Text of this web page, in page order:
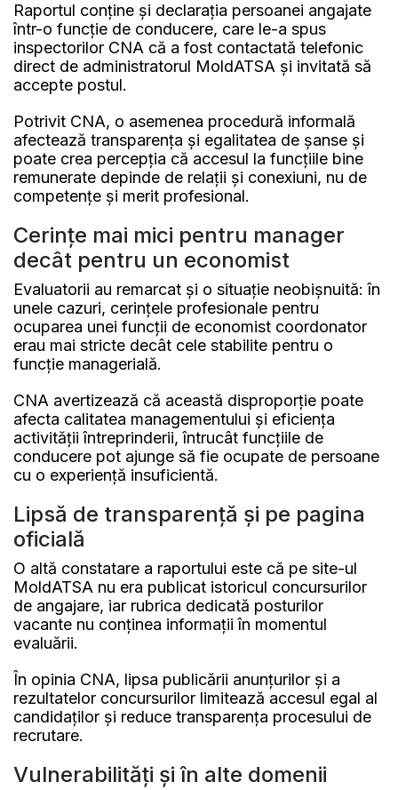
Raportul conține și declarația persoanei angajate
într-o funcție de conducere, care le-a spus
inspectorilor CNA că a fost contactată telefonic
direct de administratorul MoldATSA și invitată să
accepte postul.
Potrivit CNA, o asemenea procedură informală
afectează transparența și egalitatea de șanse și
poate crea percepția că accesul la funcțiile bine
remunerate depinde de relații și conexiuni, nu de
competențe și merit profesional.
Cerințe mai mici pentru manager
decât pentru un economist
Evaluatorii au remarcat și o situație neobișnuită: în
unele cazuri, cerințele profesionale pentru
ocuparea unei funcții de economist coordonator
erau mai stricte decât cele stabilite pentru o
funcție managerială.
CNA avertizează că această disproporție poate
afecta calitatea managementului și eficiența
activității întreprinderii, întrucât funcțiile de
conducere pot ajunge să fie ocupate de persoane
cu o experiență insuficientă.
Lipsă de transparență și pe pagina
oficială
O altă constatare a raportului este că pe site-ul
MoldATSA nu era publicat istoricul concursurilor
de angajare, iar rubrica dedicată posturilor
vacante nu conținea informații în momentul
evaluării.
În opinia CNA, lipsa publicării anunțurilor și a
rezultatelor concursurilor limitează accesul egal al
candidaților și reduce transparența procesului de
recrutare.
Vulnerabilități și în alte domenii